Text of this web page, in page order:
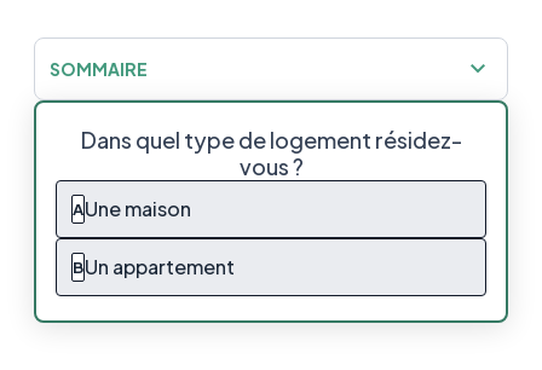
Dans quel type de logement résidez-
vous ?
AUne maison
BUn appartement
SOMMAIRE
Les capteurs solaires : présentation
Quels sont les avantages d'un capteur
solaire ?
Quels sont les inconvénients des panneaux
solaires ?